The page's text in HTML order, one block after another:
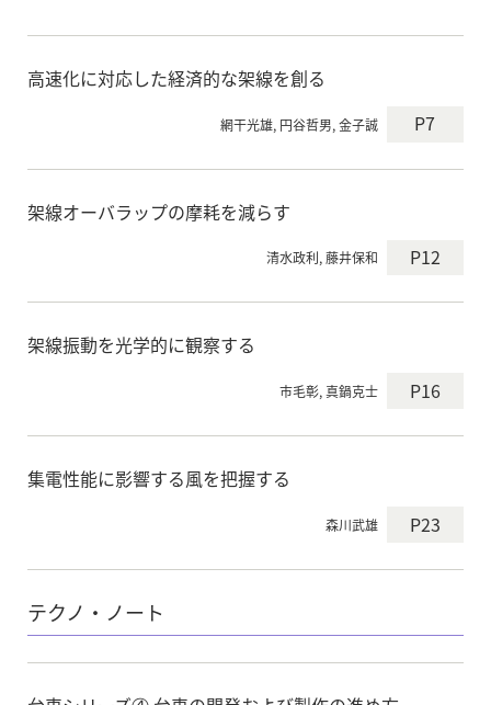
高速化に対応した経済的な架線を創る
網干光雄, 円谷哲男, 金子誠 P7
架線オーバラップの摩耗を減らす
清水政利, 藤井保和 P12
架線振動を光学的に観察する
市毛彰, 真鍋克士 P16
集電性能に影響する風を把握する
森川武雄 P23
テクノ・ノート